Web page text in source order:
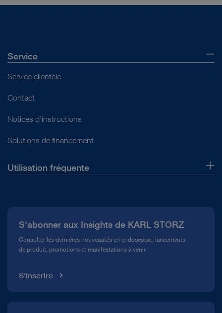
Service
Service clientèle
Contact
Notices d'instructions
Solutions de financement
Utilisation fréquente
Service télé-assistance Conformité
Médiathèque
S'abonner aux Insights de KARL STORZ
Consulter les dernières nouveautés en endoscopie, lancements
de produit, promotions et manifestations à venir
S'inscrire